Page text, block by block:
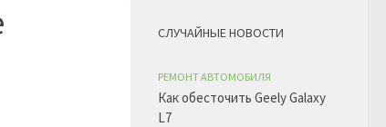
СЛУЧАЙНЫЕ НОВОСТИ
РЕМОНТ АВТОМОБИЛЯ
Как обесточить Geely Galaxy
L7